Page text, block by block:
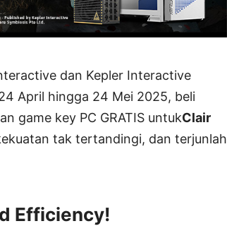
dan Kepler Interactive
April hingga 24 Mei 2025, beli
game key PC GRATIS untukClair
tak tertandingi, dan terjunlah
Efficiency!